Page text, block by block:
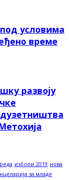
условима
време
развоју
избори 2019 нова
за младе